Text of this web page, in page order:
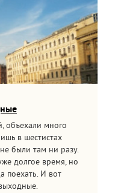
объехали много
в шестистах
были там ни разу.
долгое время, но
поехать. И вот